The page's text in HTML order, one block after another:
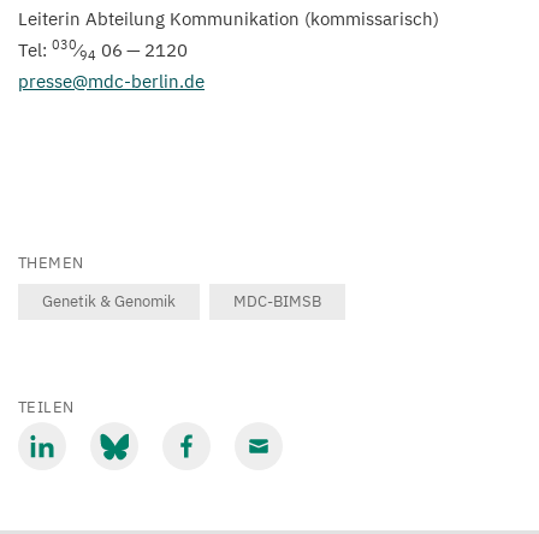
Leiterin Abteilung Kommunikation (kommissarisch)
Tel: 030⁄94 06 — 2120
presse@​mdc-​berlin.​de
THEMEN
Genetik & Genomik
MDC-BIMSB
TEILEN